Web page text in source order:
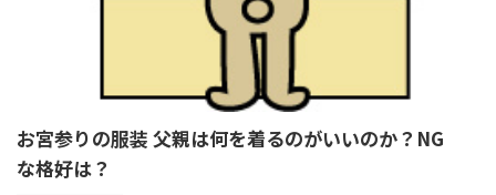
お宮参りの服装 父親は何を着るのがいいのか？NG
な格好は？